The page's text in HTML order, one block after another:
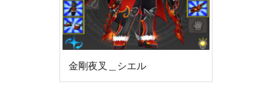
金剛夜叉＿シエル